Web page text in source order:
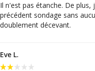
Il n'est pas étanche. De
précédent sondage sans
doublement décevant.
Eve L.